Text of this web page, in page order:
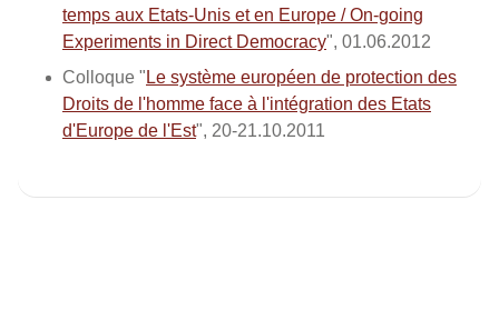
temps aux Etats-Unis et en Europe / On-going
Experiments in Direct Democracy", 01.06.2012
Colloque "Le système européen de protection des
Droits de l'homme face à l'intégration des Etats
d'Europe de l'Est", 20-21.10.2011